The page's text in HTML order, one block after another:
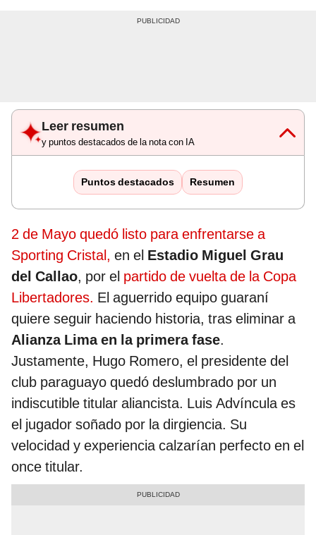
Leer resumen
y puntos destacados de la nota con IA
Puntos destacados Resumen
2 de Mayo quedó listo para enfrentarse a
Sporting Cristal, en el Estadio Miguel Grau
del Callao, por el partido de vuelta de la Copa
Libertadores. El aguerrido equipo guaraní
quiere seguir haciendo historia, tras eliminar a
Alianza Lima en la primera fase.
Justamente, Hugo Romero, el presidente del
club paraguayo quedó deslumbrado por un
indiscutible titular aliancista. Luis Advíncula es
el jugador soñado por la dirgiencia. Su
velocidad y experiencia calzarían perfecto en el
once titular.